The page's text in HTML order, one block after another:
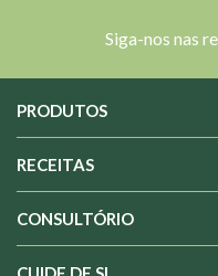
Siga-nos nas
PRODUTOS
RECEITAS
CONSULTÓRIO